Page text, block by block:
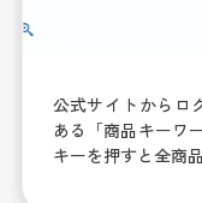
公式サイトからロ
ある「商品キーワ
キーを押すと全商